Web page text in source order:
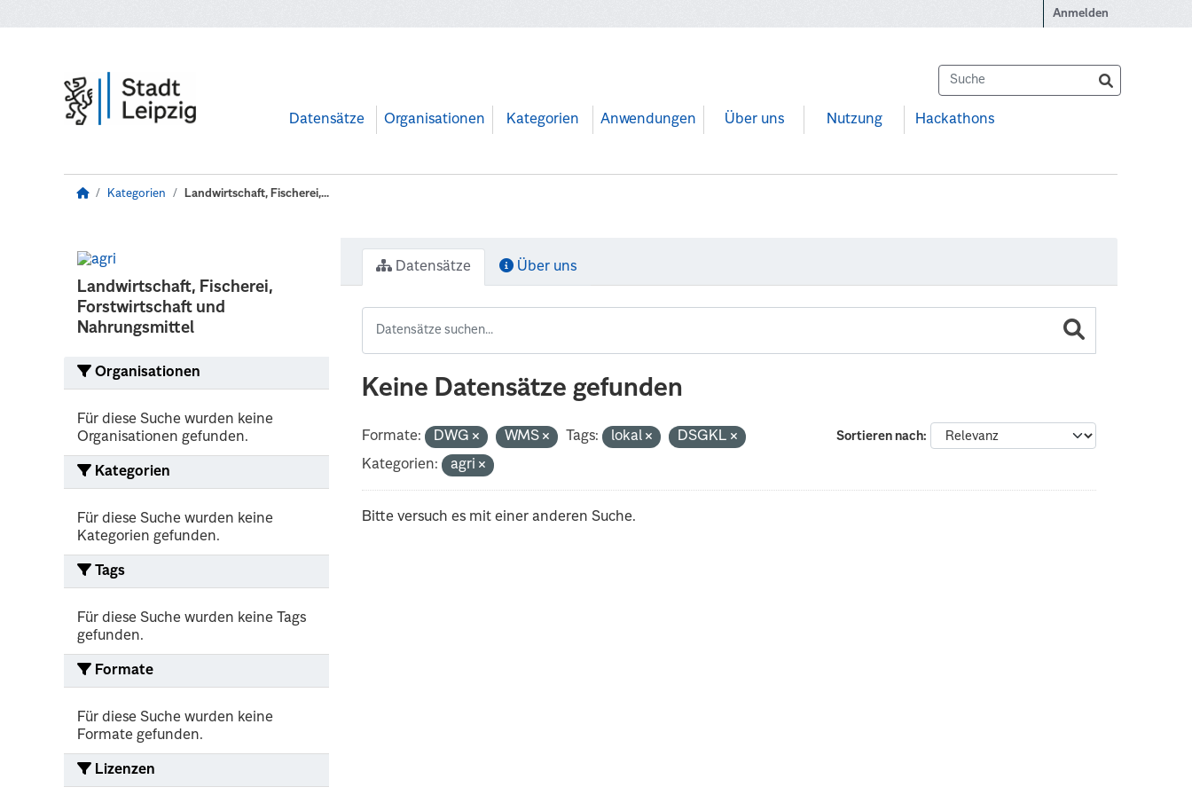
Anmelden
Datensätze Organisationen Kategorien Anwendungen Über uns Nutzung Hackathons
Kategorien Landwirtschaft, Fischerei,...
Landwirtschaft, Fischerei,
Forstwirtschaft und
Nahrungsmittel
Organisationen
Für diese Suche wurden keine
Organisationen gefunden.
Kategorien
Für diese Suche wurden keine
Kategorien gefunden.
Tags
Für diese Suche wurden keine Tags
gefunden.
Formate
Für diese Suche wurden keine
Formate gefunden.
Lizenzen
Datensätze Über uns
Keine Datensätze gefunden
Sortieren nach
Formate: DWG WMS Tags: lokal
DSGKL
Kategorien:
agri
Bitte versuch es mit einer anderen Suche.